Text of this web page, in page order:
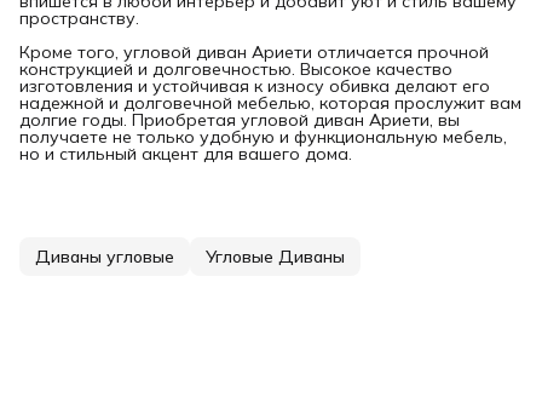
пространству.
Кроме того, угловой диван Ариети отличается прочной
конструкцией и долговечностью. Высокое качество
изготовления и устойчивая к износу обивка делают его
надежной и долговечной мебелью, которая прослужит вам
долгие годы. Приобретая угловой диван Ариети, вы
получаете не только удобную и функциональную мебель,
но и стильный акцент для вашего дома.
Диваны угловые Угловые Диваны